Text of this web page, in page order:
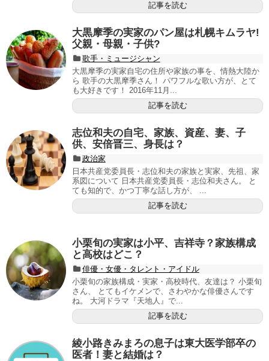
記事を読む
大黒摩季の実家のパン屋は札幌キムラヤ!
父親・母親・子供?
歌手・ミュージシャン
大黒摩季の実家自宅の住所や家族の事を、情熱大陸か
ら 歌手の大黒摩季さん！ パワフルな歌い方が、とて
も大好きです！ 2016年11月...
記事を読む
志位和夫の自宅、家族、資産、妻、子
供、安倍晋三、身長は？
政治家
日本共産党委員長・志位和夫の家族と実家、先祖、家
系図について 日本共産党委員長・志位和夫さん。 と
ても知的で、かつ丁寧な話し方が、 ...
記事を読む
小栗旬の実家は小平、吉祥寺？家族構成
と高校はどこ？
俳優・女優・タレント・アイドル
小栗旬の家族構成・実家・高校時代、友達は？ 小栗旬
さん、 とてもイケメンで、さわやかな俳優さんです
ね。 大河ドラマ『天地人』で...
記事を読む
綾小路きみまろの息子は東大医学部卒の
医者！妻と結婚は？